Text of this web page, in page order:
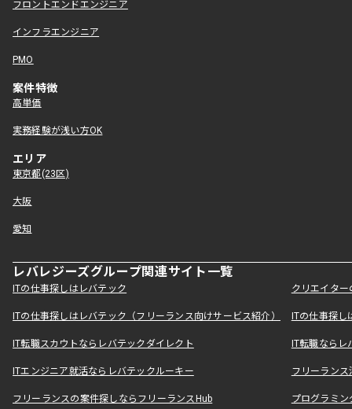
フロントエンドエンジニア
インフラエンジニア
PMO
案件特徴
高単価
実務経験が浅い方OK
エリア
東京都(23区)
大阪
愛知
レバレジーズグループ関連サイト一覧
ITの仕事探しはレバテック クリエイタ
ITの仕事探しはレバテック（フリーランス向けサービス紹介） ITの仕事探
IT転職スカウトならレバテックダイレクト IT転職なら
ITエンジニア就活ならレバテックルーキー フリーラン
フリーランスの案件探しならフリーランスHub プログラミ